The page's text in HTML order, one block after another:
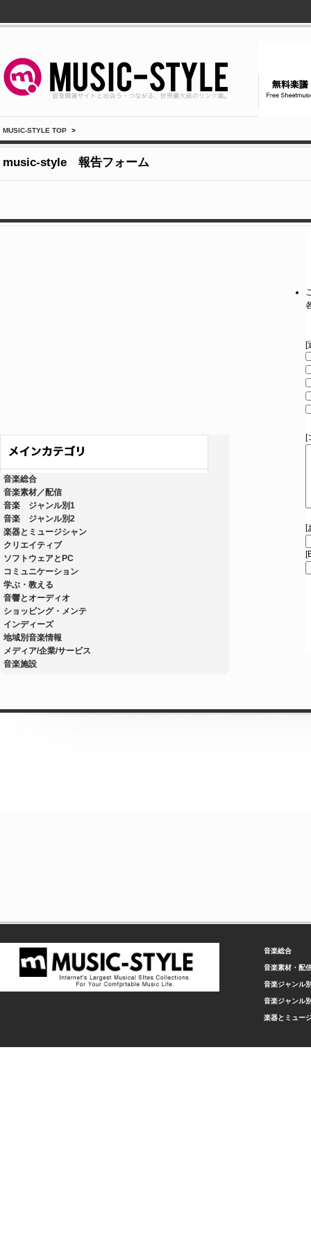
MUSIC-STYLE TOP >
music-style 報告フォーム
音楽総合
音楽素材／配信
音楽 ジャンル別1
音楽 ジャンル別2
楽器とミュージシャン
クリエイティブ
ソフトウェアとPC
コミュニケーション
学ぶ・教える
音響とオーディオ
ショッピング・メンテ
インディーズ
地域別音楽情報
メディア/企業/サービス
音楽施設
[
[
[
音楽総合
音楽素材・配
音楽ジャンル
音楽ジャンル
楽器とミュー